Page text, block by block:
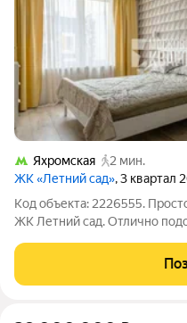
Яхромская
2 мин.
ЖК «Летний сад», 3 квартал
Код объекта: 2226555.
ЖК Летний сад. Отлично
гостиная. Выполнен
материалов, можно заехать